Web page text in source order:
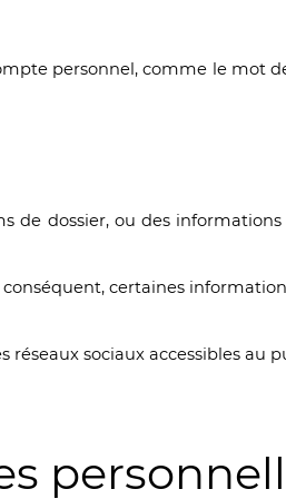
personnel, comme le mot
de dossier, ou des
certaines
réseaux sociaux accessibles au